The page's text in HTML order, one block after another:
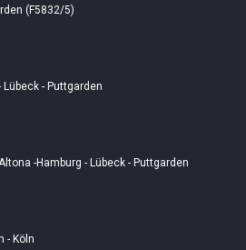
(F5832/5)
Lübeck - Puttgarden
-Hamburg - Lübeck - Puttgarden
- Köln